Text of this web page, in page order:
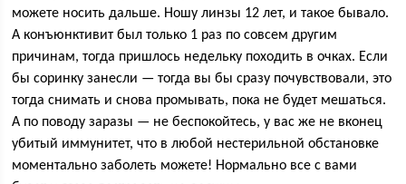
можете носить дальше. Ношу линзы 12 лет, и такое бывало.
А конъюнктивит был только 1 раз по совсем другим
причинам, тогда пришлось недельку походить в очках. Если
бы соринку занесли — тогда вы бы сразу почувствовали, это
тогда снимать и снова промывать, пока не будет мешаться.
А по поводу заразы — не беспокойтесь, у вас же не вконец
убитый иммунитет, что в любой нестерильной обстановке
моментально заболеть можете! Нормально все с вами